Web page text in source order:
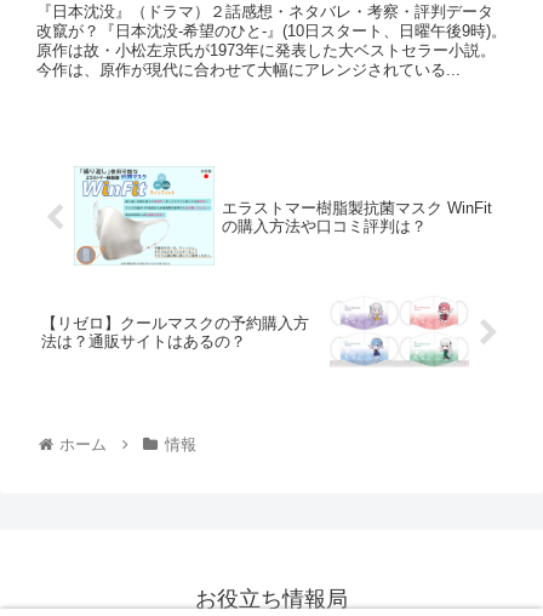
『日本沈没』（ドラマ）２話感想・ネタバレ・考察・評判データ
改竄が？『日本沈没-希望のひと-』(10日スタート、日曜午後9時)。
原作は故・小松左京氏が1973年に発表した大ベストセラー小説。
今作は、原作が現代に合わせて大幅にアレンジされている...
エラストマー樹脂製抗菌マスク WinFit
の購入方法や口コミ評判は？
【リゼロ】クールマスクの予約購入方
法は？通販サイトはあるの？
ホーム 情報
お役立ち情報局